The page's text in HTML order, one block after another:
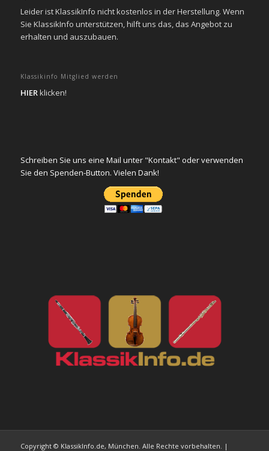
Leider ist KlassikInfo nicht kostenlos in der Herstellung. Wenn
Sie KlassikInfo unterstützen, hilft uns das, das Angebot zu
erhalten und auszubauen.
Klassikinfo Mitglied werden
HIERklicken!
Schreiben Sie uns eine Mail unter "Kontakt" oder verwenden
Sie den Spenden-Button. Vielen Dank!
Copyright © KlassikInfo.de, München. Alle Rechte vorbehalten. |